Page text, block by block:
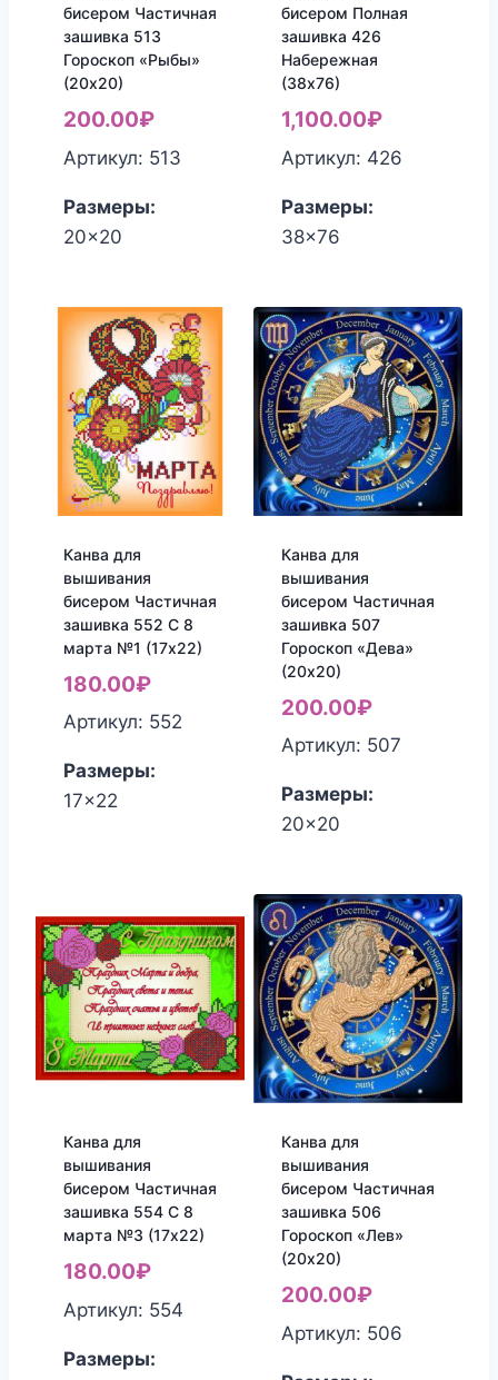
бисером Частичная
зашивка 513
Гороскоп «Рыбы»
(20х20)
200.00₽
Артикул: 513
Размеры:
20x20
бисером Полная
зашивка 426
Набережная
(38х76)
1,100.00₽
Артикул: 426
Размеры:
38x76
Канва для
вышивания
бисером Частичная
зашивка 552 С 8
марта №1 (17х22)
180.00₽
Артикул: 552
Размеры:
17x22
Канва для
вышивания
бисером Частичная
зашивка 507
Гороскоп «Дева»
(20х20)
200.00₽
Артикул: 507
Размеры:
20x20
Канва для
вышивания
бисером Частичная
зашивка 554 С 8
марта №3 (17х22)
180.00₽
Артикул: 554
Размеры:
Канва для
вышивания
бисером Частичная
зашивка 506
Гороскоп «Лев»
(20х20)
200.00₽
Артикул: 506